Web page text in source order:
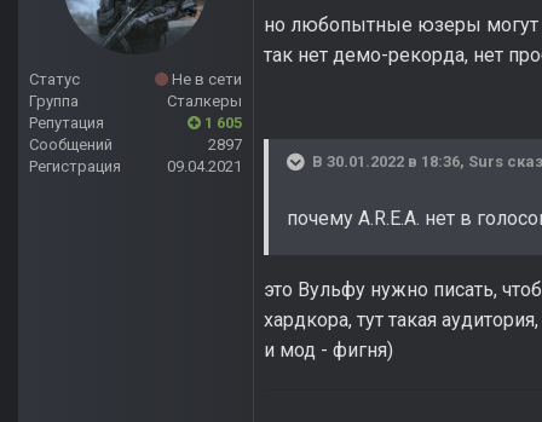
Статус
Не в сети
Группа
Сталкеры
Репутация
1 605
Сообщений
2897
Регистрация
09.04.2021
но любопытные юзеры могут
так нет демо-рекорда, нет
В 30.01.2022 в 18:36, Surs
почему А.R.E.A. нет в
это Вульфу нужно писать,
хардкора, тут такая
и мод - фигня)